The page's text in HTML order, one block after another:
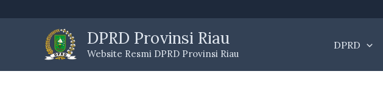
DPRD Provinsi Riau
Website Resmi DPRD Provinsi Riau
DPRD